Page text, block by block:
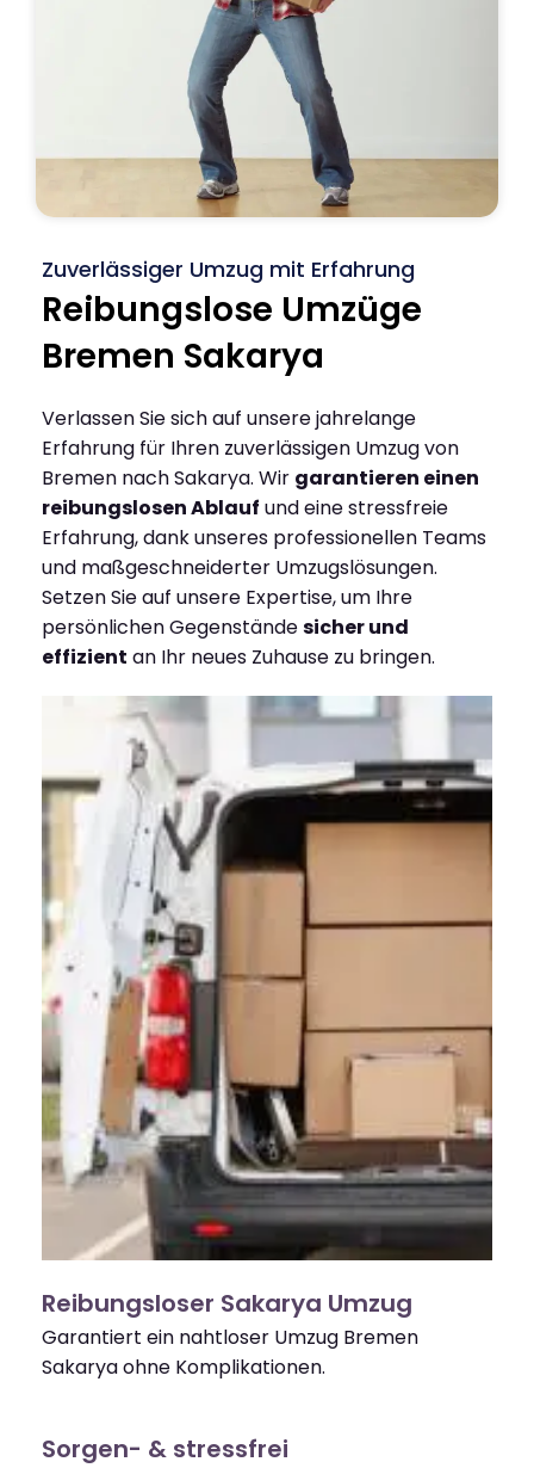
Zuverlässiger Umzug mit Erfahrung
Reibungslose Umzüge
Bremen Sakarya
Verlassen Sie sich auf unsere jahrelange
Erfahrung für Ihren zuverlässigen Umzug von
Bremen nach Sakarya. Wir garantieren einen
reibungslosen Ablauf und eine stressfreie
Erfahrung, dank unseres professionellen Teams
und maßgeschneiderter Umzugslösungen.
Setzen Sie auf unsere Expertise, um Ihre
persönlichen Gegenständesicher und
effizient an Ihr neues Zuhause zu bringen.
Reibungsloser Sakarya Umzug
Garantiert ein nahtloser Umzug Bremen
Sakarya ohne Komplikationen.
Sorgen- & stressfrei